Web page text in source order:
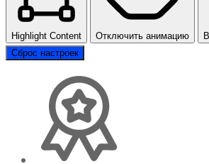
Highlight Content Отключить анимацию
Сброс настроек